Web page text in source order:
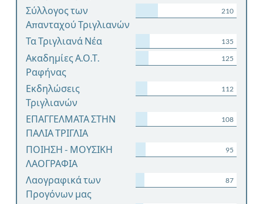
Σύλλογος των
Απανταχού Τριγλιανών
210
Τα Τριγλιανά Νέα 135
Ακαδημίες Α.Ο.Τ.
Ραφήνας
125
Εκδηλώσεις
Τριγλιανών
112
ΕΠΑΓΓΕΛΜΑΤΑ ΣΤΗΝ
ΠΑΛΙΑ ΤΡΙΓΛΙΑ
108
ΠΟΙΗΣΗ - ΜΟΥΣΙΚΗ
ΛΑΟΓΡΑΦΙΑ
95
Λαογραφικά των
Προγόνων μας
87